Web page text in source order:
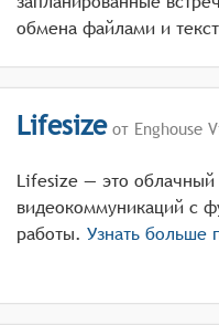
Lifesizeот Enghouse
Lifesize — это облачный
видеокоммуникаций с
работы. Узнать больше